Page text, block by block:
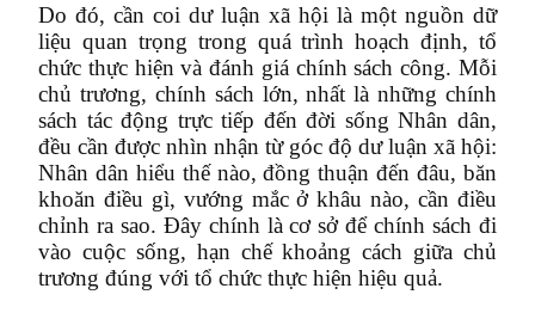
Do đó, cần coi dư luận xã hội là một nguồn dữ
liệu quan trọng trong quá trình hoạch định, tổ
chức thực hiện và đánh giá chính sách công. Mỗi
chủ trương, chính sách lớn, nhất là những chính
sách tác động trực tiếp đến đời sống Nhân dân,
đều cần được nhìn nhận từ góc độ dư luận xã hội:
Nhân dân hiểu thế nào, đồng thuận đến đâu, băn
khoăn điều gì, vướng mắc ở khâu nào, cần điều
chỉnh ra sao. Đây chính là cơ sở để chính sách đi
vào cuộc sống, hạn chế khoảng cách giữa chủ
trương đúng với tổ chức thực hiện hiệu quả.